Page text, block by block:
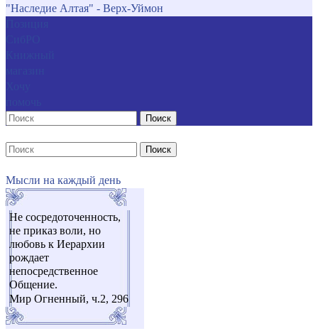
"Наследие Алтая" - Верх-Уймон
Поиск
Поиск
Мысли на каждый день
Не сосредоточенность,
не приказ воли, но
любовь к Иерархии
рождает
непосредственное
Общение.
Мир Огненный, ч.2, 296